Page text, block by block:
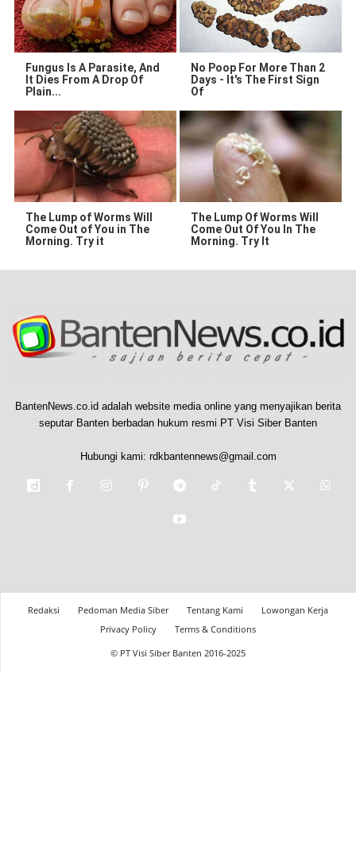
Fungus Is A Parasite, And
It Dies From A Drop Of
Plain...
No Poop For More Than 2
Days - It's The First Sign
Of
The Lump of Worms Will
Come Out of You in The
Morning. Try it
The Lump Of Worms Will
Come Out Of You In The
Morning. Try It
BantenNews.co.id adalah website media online yang menyajikan berita
seputar Banten berbadan hukum resmi PT Visi Siber Banten
Hubungi kami: rdkbantennews@gmail.com
Redaksi Pedoman Media Siber Tentang Kami
Lowongan Kerja
Privacy Policy
Terms & Conditions
© PT Visi Siber Banten 2016-2025